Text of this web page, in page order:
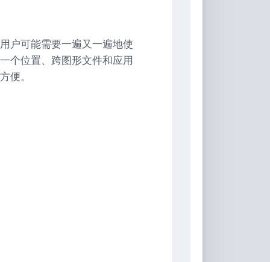
户可能需要一遍又一遍地使
个位置、跨图形文件和应用
便。